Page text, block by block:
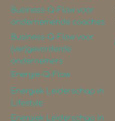
Business-Q-Flow voor
ondernemende coaches
Business-Q-Flow voor
(ver)gevorderde
ondernemers
Energie-Q-Flow
Energiek Leiderschap in
Lifestyle
Energiek Leiderschap in